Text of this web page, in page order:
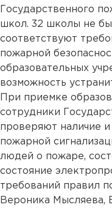
Государственного
школ. 32 школы не
соответствуют
пожарной
образовательных
возможность
При приемке
сотрудники
проверяют наличие и
пожарной
людей о пожаре,
состояние
требований правил
Вероника Мысляева,